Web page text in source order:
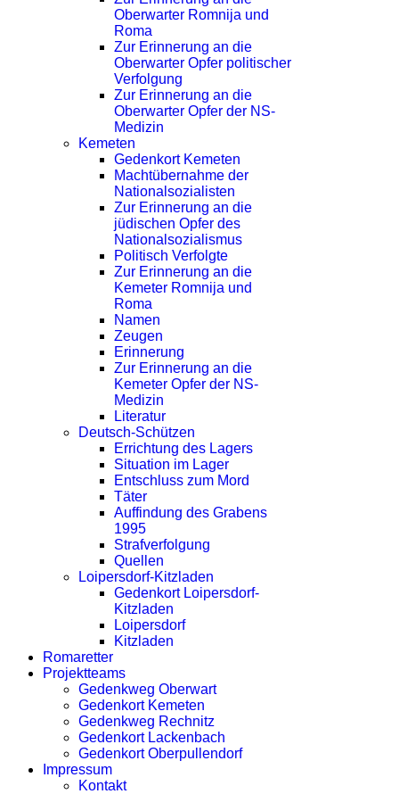
Oberwarter Romnija und
Roma
Zur Erinnerung an die
Oberwarter Opfer politischer
Verfolgung
Zur Erinnerung an die
Oberwarter Opfer der NS-
Medizin
Kemeten
Gedenkort Kemeten
Machtübernahme der
Nationalsozialisten
Zur Erinnerung an die
jüdischen Opfer des
Nationalsozialismus
Politisch Verfolgte
Zur Erinnerung an die
Kemeter Romnija und
Roma
Namen
Zeugen
Erinnerung
Zur Erinnerung an die
Kemeter Opfer der NS-
Medizin
Literatur
Deutsch-Schützen
Errichtung des Lagers
Situation im Lager
Entschluss zum Mord
Täter
Auffindung des Grabens
1995
Strafverfolgung
Quellen
Loipersdorf-Kitzladen
Gedenkort Loipersdorf-
Kitzladen
Loipersdorf
Kitzladen
Romaretter
Projektteams
Gedenkweg Oberwart
Gedenkort Kemeten
Gedenkweg Rechnitz
Gedenkort Lackenbach
Gedenkort Oberpullendorf
Impressum
Kontakt